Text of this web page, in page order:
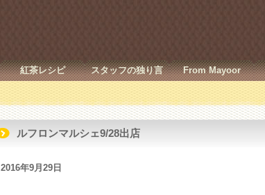
紅茶レシピ スタッフの独り言 From Mayoor
ルフロンマルシェ9/28出店
2016年9月29日